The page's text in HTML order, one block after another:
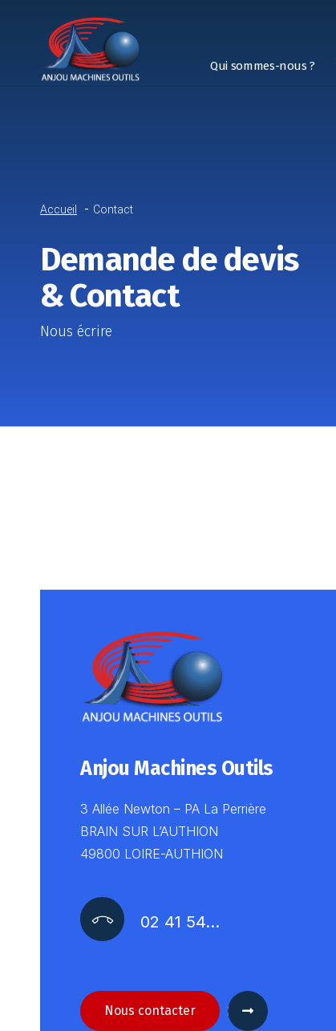
Qui sommes-nous ?
Accueil Contact
Demande de devis
& Contact
Nous écrire
Anjou Machines Outils
3 Allée Newton – PA La Perrière
BRAIN SUR L’AUTHION
49800 LOIRE-AUTHION
02 41 54…
Nous contacter